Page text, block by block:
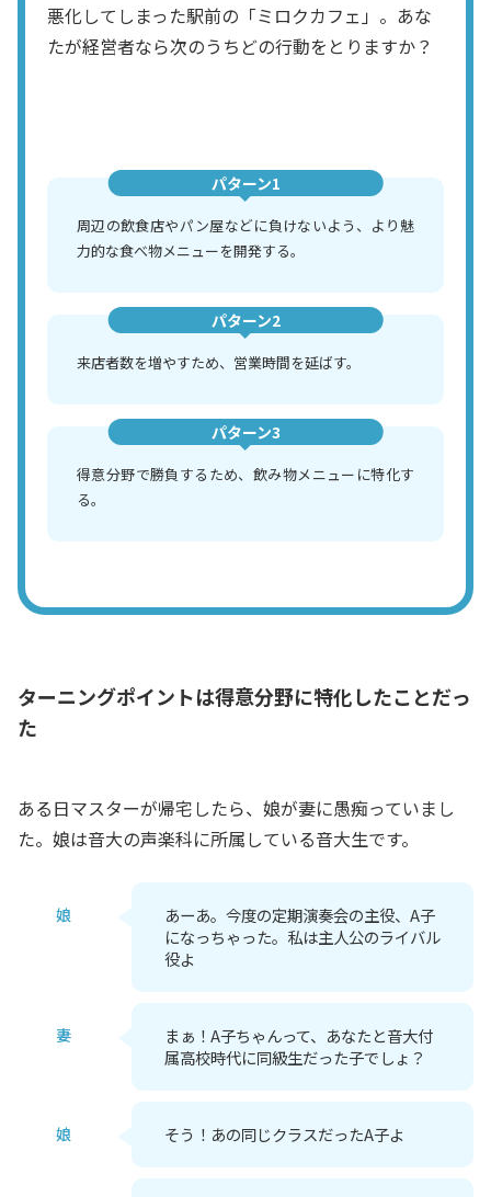
悪化してしまった駅前の「ミロクカフェ」。あな
たが経営者なら次のうちどの行動をとりますか？
パターン1
周辺の飲食店やパン屋などに負けないよう、より魅
力的な食べ物メニューを開発する。
パターン2
来店者数を増やすため、営業時間を延ばす。
パターン3
得意分野で勝負するため、飲み物メニューに特化す
る。
ターニングポイントは得意分野に特化したことだっ
た
ある日マスターが帰宅したら、娘が妻に愚痴っていまし
た。娘は音大の声楽科に所属している音大生です。
娘
あーあ。今度の定期演奏会の主役、A子
になっちゃった。私は主人公のライバル
役よ
妻
まぁ！A子ちゃんって、あなたと音大付
属高校時代に同級生だった子でしょ？
娘 そう！あの同じクラスだったA子よ